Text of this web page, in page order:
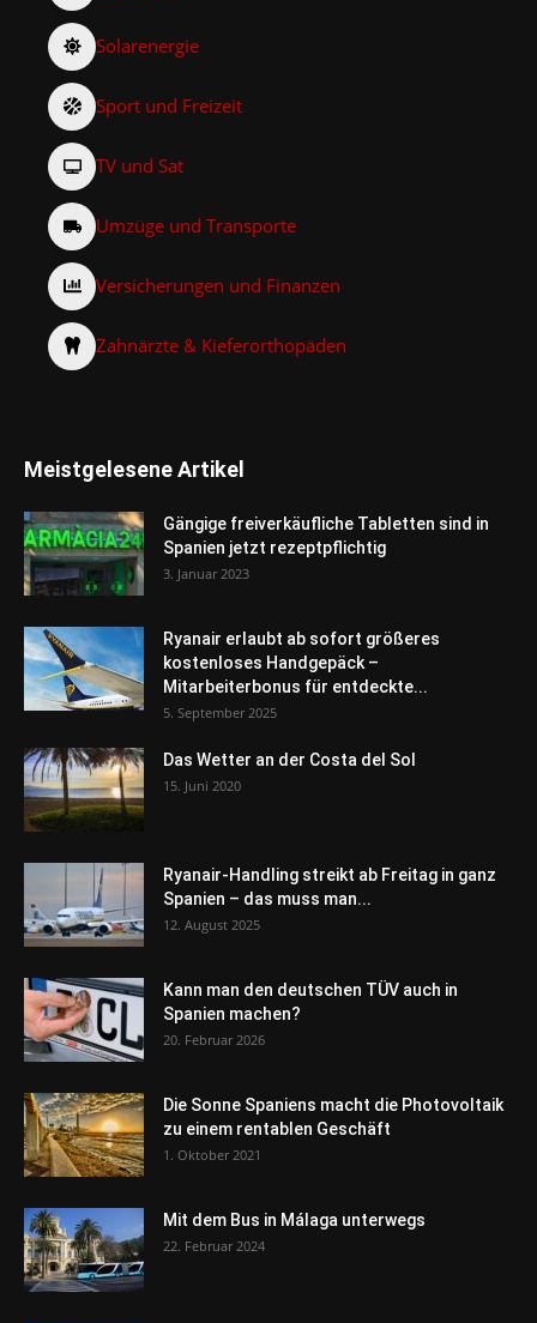
Solarenergie
Sport und Freizeit
TV und Sat
Umzüge und Transporte
Versicherungen und Finanzen
Zahnärzte & Kieferorthopäden
Meistgelesene Artikel
Gängige freiverkäufliche Tabletten sind in
Spanien jetzt rezeptpflichtig
3. Januar 2023
Ryanair erlaubt ab sofort größeres
kostenloses Handgepäck –
Mitarbeiterbonus für entdeckte...
5. September 2025
Das Wetter an der Costa del Sol
15. Juni 2020
Ryanair-Handling streikt ab Freitag in ganz
Spanien – das muss man...
12. August 2025
Kann man den deutschen TÜV auch in
Spanien machen?
20. Februar 2026
Die Sonne Spaniens macht die Photovoltaik
zu einem rentablen Geschäft
1. Oktober 2021
Mit dem Bus in Málaga unterwegs
22. Februar 2024